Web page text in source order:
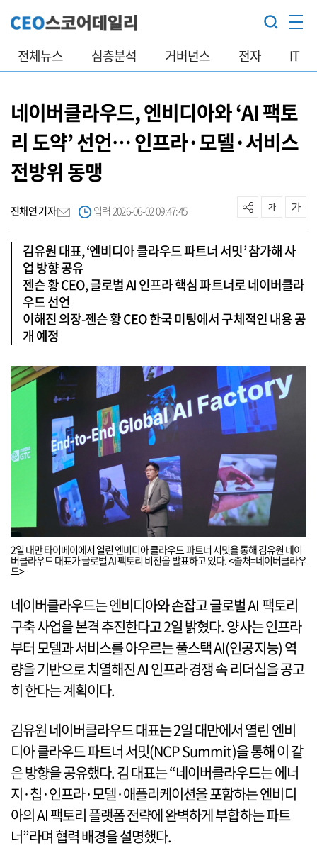
전체뉴스 심층분석 거버넌스 전자 IT
네이버클라우드, 엔비디아와 ‘AI 팩토
리 도약’ 선언… 인프라·모델·서비스
전방위 동맹
진채연 기자 입력 2026-06-02 09:47:45
김유원 대표, ‘엔비디아 클라우드 파트너 서밋’ 참가해 사
업 방향 공유
젠슨 황 CEO, 글로벌 AI 인프라 핵심 파트너로 네이버클라
우드 선언
이해진 의장-젠슨 황 CEO 한국 미팅에서 구체적인 내용 공
개 예정
2일 대만 타이베이에서 열린 엔비디아 클라우드 파트너 서밋을 통해 김유원 네이
버클라우드 대표가 글로벌 AI 팩토리 비전을 발표하고 있다. <출처=네이버클라우
드>
네이버클라우드는 엔비디아와 손잡고 글로벌 AI 팩토리
구축 사업을 본격 추진한다고 2일 밝혔다. 양사는 인프라
부터 모델과 서비스를 아우르는 풀스택 AI(인공지능) 역
량을 기반으로 치열해진 AI 인프라 경쟁 속 리더십을 공고
히 한다는 계획이다.
김유원 네이버클라우드 대표는 2일 대만에서 열린 엔비
디아 클라우드 파트너 서밋(NCP Summit)을 통해 이 같
은 방향을 공유했다. 김 대표는 “네이버클라우드는 에너
지·칩·인프라·모델·애플리케이션을 포함하는 엔비디
아의 AI 팩토리 플랫폼 전략에 완벽하게 부합하는 파트
너”라며 협력 배경을 설명했다.